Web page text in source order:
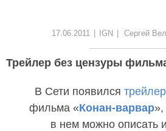
17.06.2011 IGN Сергей
Трейлер без цензуры
В Сети появился
фильма «Конан-варвар»,
в нем можно описать